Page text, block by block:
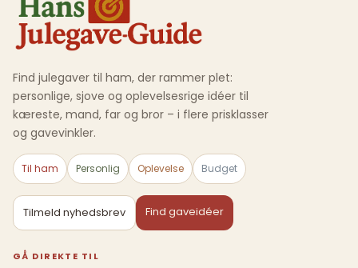
Find julegaver til ham, der rammer plet:
personlige, sjove og oplevelsesrige idéer til
kæreste, mand, far og bror – i flere prisklasser
og gavevinkler.
Til ham Personlig Oplevelse Budget
Tilmeld nyhedsbrev Find gaveidéer
GÅ DIREKTE TIL